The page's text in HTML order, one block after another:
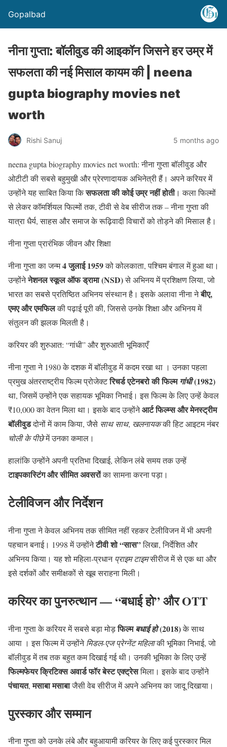
Gopalbad
नीना गुप्ता: बॉलीवुड की आइकॉन जिसने हर उम्र में
सफलता की नई मिसाल कायम की | neena
gupta biography movies net
worth
Rishi Sanuj 5 months ago
neena gupta biography movies net worth: नीना गुप्ता बॉलीवुड और
ओटीटी की सबसे बहुमुखी और प्रेरणादायक अभिनेत्री हैं। अपने करियर में
उन्होंने यह साबित किया किसफलता की कोई उम्र नहीं होती। कला फिल्मों
से लेकर कॉमर्शियल फिल्मों तक, टीवी से वेब सीरीज तक – नीना गुप्ता की
यात्रा धैर्य, साहस और समाज के रूढ़िवादी विचारों को तोड़ने की मिसाल है।
नीना गुप्ता प्रारंभिक जीवन और शिक्षा
नीना गुप्ता का जन्म4 जुलाई 1959को कोलकाता, पश्चिम बंगाल में हुआ था।
उन्होंनेनेशनल स्कूल ऑफ ड्रामा (NSD)से अभिनय में प्रशिक्षण लिया, जो
भारत का सबसे प्रतिष्ठित अभिनय संस्थान है। इसके अलावा नीना नेबीए,
एमए और एमफिलकी पढ़ाई पूरी की, जिससे उनके शिक्षा और अभिनय में
संतुलन की झलक मिलती है।
करियर की शुरुआत: “गांधी” और शुरुआती भूमिकाएँ
नीना गुप्ता ने 1980 के दशक में बॉलीवुड में कदम रखा था । उनका पहला
प्रमुख अंतरराष्ट्रीय फिल्म प्रोजेक्टरिचर्ड एटेनबरो की फिल्म गांधी(1982)
था, जिसमें उन्होंने एक सहायक भूमिका निभाई। इस फिल्म के लिए उन्हें केवल
₹10,000 का वेतन मिला था। इसके बाद उन्होंनेआर्ट फिल्म्स और मेनस्ट्रीम
बॉलीवुडदोनों में काम किया, जैसे साथ साथ, खलनायककी हिट आइटम नंबर
चोली के पीछेमें उनका कमाल।
हालांकि उन्होंने अपनी प्रतिभा दिखाई, लेकिन लंबे समय तक उन्हें
टाइपकास्टिंग और सीमित अवसरोंका सामना करना पड़ा।
टेलीविजन और निर्देशन
नीना गुप्ता ने केवल अभिनय तक सीमित नहीं रहकर टेलीविजन में भी अपनी
पहचान बनाई। 1998 में उन्होंनेटीवी शो “सास”लिखा, निर्देशित और
अभिनय किया। यह शो महिला-प्रधान प्राइम टाइमसीरीज में से एक था और
इसे दर्शकों और समीक्षकों से खूब सराहना मिली।
करियर का पुनरुत्थान — “बधाई हो” और OTT
नीना गुप्ता के करियर में सबसे बड़ा मोड़फिल्मबधाई हो(2018)के साथ
आया । इस फिल्म में उन्होंनेमिडल-एज प्रेग्नेंट महिलाकी भूमिका निभाई, जो
बॉलीवुड में तब तक बहुत कम दिखाई गई थी। उनकी भूमिका के लिए उन्हें
फिल्मफेयर क्रिटिक्स अवार्ड फॉर बेस्ट एक्ट्रेसमिला। इसके बाद उन्होंने
पंचायत,मसाबा मसाबाजैसी वेब सीरीज में अपने अभिनय का जादू दिखाया।
पुरस्कार और सम्मान
नीना गुप्ता को उनके लंबे और बहुआयामी करियर के लिए कई पुरस्कार मिल